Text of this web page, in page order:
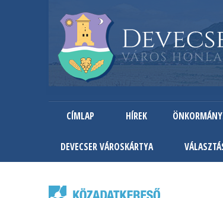
CÍMLAP HÍREK
DEVECSER VÁROSKÁRTYA